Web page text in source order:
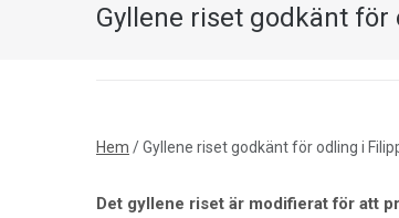
Gyllene riset godkänt
Hem /Gyllene riset godkänt för odling i
Det gyllene riset är modifierat för att